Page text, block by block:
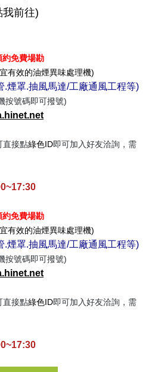
前往)
約免費場勘
有效的油煙異味處理機)
.煙罩.抽風馬達/工廠通風工程等)
按號碼即可撥號)
直接點綠色ID即可加入好友洽詢，需
約免費場勘
有效的油煙異味處理機)
.煙罩.抽風馬達/工廠通風工程等)
按號碼即可撥號)
直接點綠色ID即可加入好友洽詢，需